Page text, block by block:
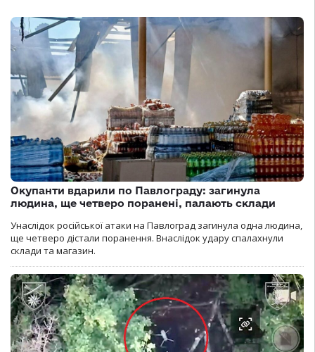
Окупанти вдарили по Павлограду: загинула
людина, ще четверо поранені, палають склади
Унаслідок російської атаки на Павлоград загинула одна людина,
ще четверо дістали поранення. Внаслідок удару спалахнули
склади та магазин.